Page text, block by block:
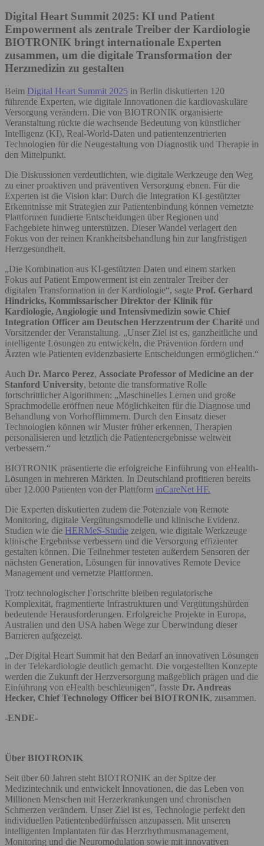
Digital Heart Summit 2025: KI und Patient
Empowerment als zentrale Treiber der Kardiologie
BIOTRONIK bringt internationale Experten
zusammen, um die digitale Transformation der
Herzmedizin zu gestalten
Beim Digital Heart Summit 2025 in Berlin diskutierten 120
führende Experten, wie digitale Innovationen die kardiovaskuläre
Versorgung verändern. Die von BIOTRONIK organisierte
Veranstaltung rückte die wachsende Bedeutung von künstlicher
Intelligenz (KI), Real-World-Daten und patientenzentrierten
Technologien für die Neugestaltung von Diagnostik und Therapie in
den Mittelpunkt.
Die Diskussionen verdeutlichten, wie digitale Werkzeuge den Weg
zu einer proaktiven und präventiven Versorgung ebnen. Für die
Experten ist die Vision klar: Durch die Integration KI-gestützter
Erkenntnisse mit Strategien zur Patientenbindung können vernetzte
Plattformen fundierte Entscheidungen über Regionen und
Fachgebiete hinweg unterstützen. Dieser Wandel verlagert den
Fokus von der reinen Krankheitsbehandlung hin zur langfristigen
Herzgesundheit.
„Die Kombination aus KI-gestützten Daten und einem starken
Fokus auf Patient Empowerment ist ein zentraler Treiber der
digitalen Transformation in der Kardiologie“, sagte Prof. Gerhard
Hindricks, Kommissarischer Direktor der Klinik für
Kardiologie, Angiologie und Intensivmedizin sowie Chief
Integration Officer am Deutschen Herzzentrum der Charité und
Vorsitzender der Veranstaltung. „Unser Ziel ist es, ganzheitliche und
intelligente Lösungen zu entwickeln, die Prävention fördern und
Ärzten wie Patienten evidenzbasierte Entscheidungen ermöglichen.“
Auch Dr. Marco Perez, Associate Professor of Medicine an der
Stanford University, betonte die transformative Rolle
fortschrittlicher Algorithmen: „Maschinelles Lernen und große
Sprachmodelle eröffnen neue Möglichkeiten für die Diagnose und
Behandlung von Vorhofflimmern. Durch den Einsatz dieser
Technologien können wir Muster früher erkennen, Therapien
personalisieren und letztlich die Patientenergebnisse weltweit
verbessern.“
BIOTRONIK präsentierte die erfolgreiche Einführung von eHealth-
Lösungen in mehreren Märkten. In Deutschland profitieren bereits
über 12.000 Patienten von der Plattform inCareNet HF.
Die Experten diskutierten zudem die Potenziale von Remote
Monitoring, digitale Vergütungsmodelle und klinische Evidenz.
Studien wie die HERMeS-Studie zeigen, wie digitale Werkzeuge
klinische Ergebnisse verbessern und die Versorgung effizienter
gestalten können. Die Teilnehmer testeten außerdem Sensoren der
nächsten Generation, Lösungen für innovatives Remote Device
Management und vernetzte Plattformen.
Trotz technologischer Fortschritte bleiben regulatorische
Komplexität, fragmentierte Infrastrukturen und Vergütungshürden
bedeutende Herausforderungen. Erfolgreiche Projekte in Europa,
Australien und den USA haben Wege zur Überwindung dieser
Barrieren aufgezeigt.
„Der Digital Heart Summit hat den Bedarf an innovativen Lösungen
in der Telekardiologie deutlich gemacht. Die vorgestellten Konzepte
werden die Zukunft der Herzversorgung maßgeblich prägen und die
Einführung von eHealth beschleunigen“, fasste Dr. Andreas
Hecker, Chief Technology Officer bei BIOTRONIK, zusammen.
-ENDE-
Über BIOTRONIK
Seit über 60 Jahren steht BIOTRONIK an der Spitze der
Medizintechnik und entwickelt Innovationen, die das Leben von
Millionen Menschen mit Herzerkrankungen und chronischen
Schmerzen verändern. Unser Ziel ist es, Technologie perfekt den
individuellen Patientenbedürfnissen anzupassen. Mit unseren
intelligenten Implantaten für das Herzrhythmusmanagement,
Monitoring und die Neuromodulation sowie mit innovativen